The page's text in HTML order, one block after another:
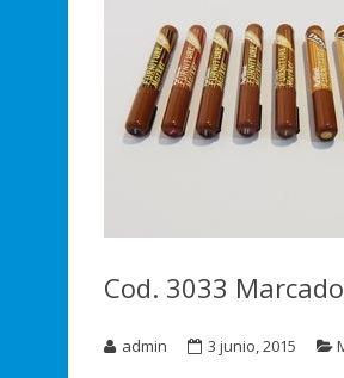
Cod. 3033
admin 3 junio, 2015